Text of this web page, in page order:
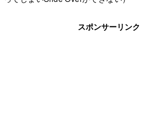
スポンサーリンク